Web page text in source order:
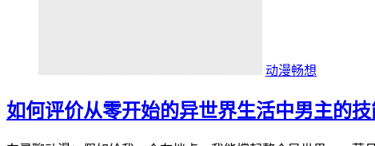
动漫畅想
如何评价从零开始的异世界生活中男主的